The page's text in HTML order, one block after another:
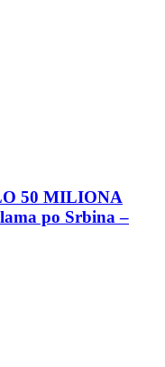
50 MILIONA
po Srbina –